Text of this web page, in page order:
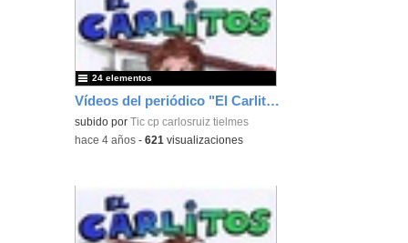
Vídeos del periódico "El Carlitos" (2022)
subido porTic cp carlosruiz tielmes
24 elementos
-hace 4 años -621 visualizaciones